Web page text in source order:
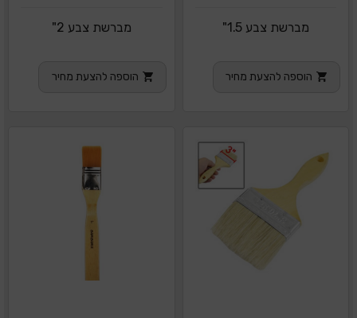
מברשת צבע 1.5"
הוספה להצעת מחיר
מברשת צבע 2"
הוספה להצעת מחיר